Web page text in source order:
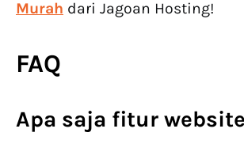
Murah dari Jagoan Hosting!
FAQ
Apa saja fitur